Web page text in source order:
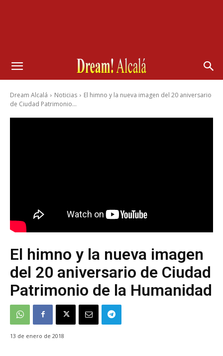
Dream Alcalá Noticias
El himno y la nueva imagen del 20 aniversario
de Ciudad Patrimonio...
El himno y la nueva imagen
del 20 aniversario de Ciudad
Patrimonio de la Humanidad
13 de enero de 2018